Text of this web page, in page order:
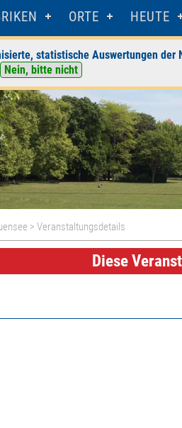
ORTE HEUTE
statistische Auswertungen
Nein, bitte nicht
> Veranstaltungsdetails
Diese